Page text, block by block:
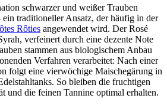
schwarzer und weißer Trauben
traditioneller Ansatz, der häufig in der
Rôties angewendet wird. Der Rosé
verfeinert durch eine dezente Note
stammen aus biologischem Anbau
Verfahren verarbeitet: Nach einer
folgt eine vierwöchige Maischegärung in
So bleiben die fruchtigen
und die feinen Tannine optimal erhalten.